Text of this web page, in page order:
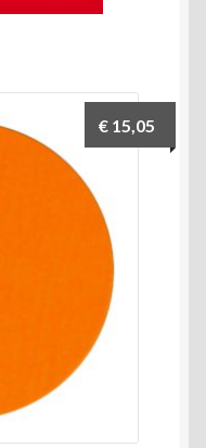
€ 15,05